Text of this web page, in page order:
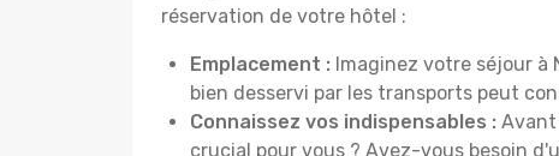
réservation de votre hôtel :
Emplacement : Imaginez votre séjour
bien desservi par les transports peut
Connaissez vos indispensables : Avant
crucial pour vous ? Avez-vous besoin